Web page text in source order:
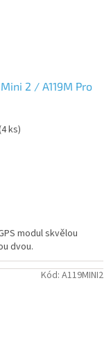
2 / A119M Pro
ks)
modul skvělou
dvou.
Kód: A119MINI2